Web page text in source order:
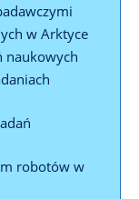
w Arktyce
naukowych
robotów w